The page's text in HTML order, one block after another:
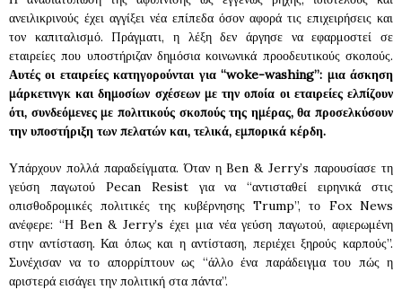
ανειλικρινούς έχει αγγίξει νέα επίπεδα όσον αφορά τις επιχειρήσεις και
τον καπιταλισμό. Πράγματι, η λέξη δεν άργησε να εφαρμοστεί σε
εταιρείες που υποστήριζαν δημόσια κοινωνικά προοδευτικούς σκοπούς.
Αυτές οι εταιρείες κατηγορούνται για “woke-washing”: μια άσκηση
μάρκετινγκ και δημοσίων σχέσεων με την οποία οι εταιρείες ελπίζουν
ότι, συνδεόμενες με πολιτικούς σκοπούς της ημέρας, θα προσελκύσουν
την υποστήριξη των πελατών και, τελικά, εμπορικά κέρδη.
Υπάρχουν πολλά παραδείγματα. Όταν η Ben & Jerry’s παρουσίασε τη
γεύση παγωτού Pecan Resist για να “αντισταθεί ειρηνικά στις
οπισθοδρομικές πολιτικές της κυβέρνησης Trump”, το Fox News
ανέφερε: “Η Ben & Jerry’s έχει μια νέα γεύση παγωτού, αφιερωμένη
στην αντίσταση. Και όπως και η αντίσταση, περιέχει ξηρούς καρπούς”.
Συνέχισαν να το απορρίπτουν ως “άλλο ένα παράδειγμα του πώς η
αριστερά εισάγει την πολιτική στα πάντα”.